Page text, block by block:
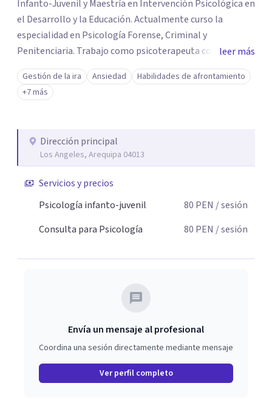
Infanto-Juvenil y Maestría en Intervención Psicológica en
el Desarrollo y la Educación. Actualmente curso la
especialidad en Psicología Forense, Criminal y
Penitenciaria. Trabajo como psicoterapeuta con niños,
adolescentes, adultos y parejas, brindando atención
presencial y online. Mi enfoque principal es la Terapia
Cognitivo-Conductual (TCC), basada en evidencia
cada persona y familia. También realizo terapia de pareja.
Acompaño procesos de ansiedad, depresión, TCA, baja
autoestima, dependencia emocional, estrés, problemas
de atención, habilidades sociales y dificultades en la
espacio seguro, empático y profesional para tu bienestar
psicológico.
leer más
Gestión de la ira Ansiedad
Habilidades de afrontamiento
+7 más
Dirección principal
Los Angeles, Arequipa 04013
Servicios y precios
Psicología infanto-juvenil
80 PEN / sesión
Consulta para Psicología
80 PEN / sesión
Envía un mensaje al profesional
Coordina una sesión directamente mediante mensaje
Ver perfil completo